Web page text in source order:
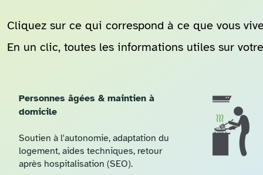
Cliquez sur ce qui correspond à ce que vous
En un clic, toutes les informations utiles sur
Personnes âgées & maintien à
domicile
Soutien à l'autonomie, adaptation du
logement, aides techniques, retour
après hospitalisation (SEO).